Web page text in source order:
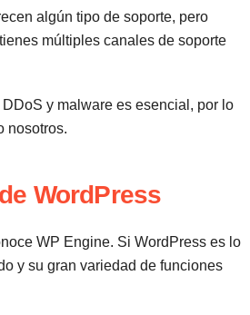
algún tipo de soporte, pero
múltiples canales de soporte
y malware es esencial, por lo
nosotros.
WordPress
WP Engine. Si WordPress es lo
y su gran variedad de funciones